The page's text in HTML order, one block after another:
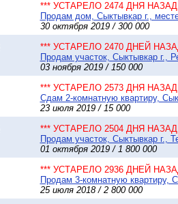
*** УСТАРЕЛО 2474 ДНЯ НАЗАД
Продам дом, Сыктывкар г.,
30 октября 2019 / 300 000
*** УСТАРЕЛО 2470 ДНЕЙ
Продам участок, Сыктывкар г.,
03 ноября 2019 / 150 000
*** УСТАРЕЛО 2573 ДНЯ НАЗАД
Сдам 2-комнатную квартиру,
23 июля 2019 / 15 000
*** УСТАРЕЛО 2504 ДНЯ НАЗАД
Продам участок, Сыктывкар г.,
01 октября 2019 / 1 800 000
*** УСТАРЕЛО 2936 ДНЕЙ
Продам 3-комнатную квартиру,
25 июля 2018 / 2 800 000